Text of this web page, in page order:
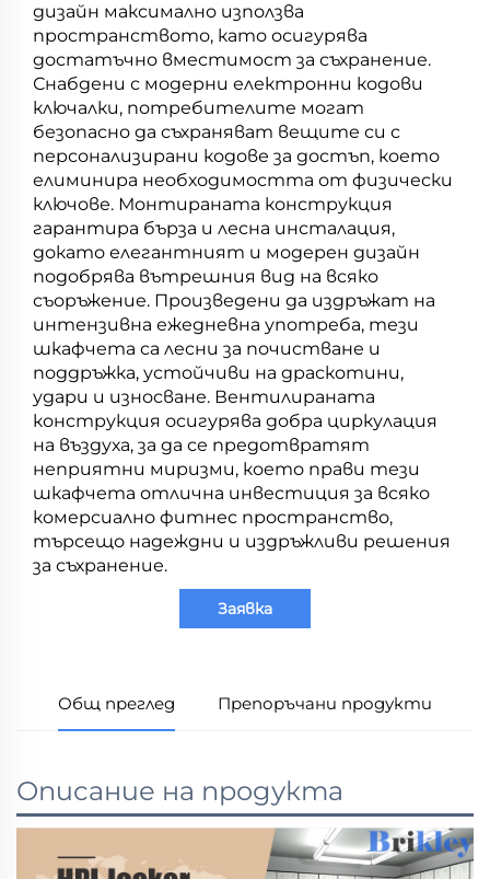
дизайн максимално използва
пространството, като осигурява
достатъчно вместимост за съхранение.
Снабдени с модерни електронни кодови
ключалки, потребителите могат
безопасно да съхраняват вещите си с
персонализирани кодове за достъп, което
елиминира необходимостта от физически
ключове. Монтираната конструкция
гарантира бърза и лесна инсталация,
докато елегантният и модерен дизайн
подобрява вътрешния вид на всяко
съоръжение. Произведени да издръжат на
интензивна ежедневна употреба, тези
шкафчета са лесни за почистване и
поддръжка, устойчиви на драскотини,
удари и износване. Вентилираната
конструкция осигурява добра циркулация
на въздуха, за да се предотвратят
неприятни миризми, което прави тези
шкафчета отлична инвестиция за всяко
комерсиално фитнес пространство,
търсещо надеждни и издръжливи решения
за съхранение.
Заявка
Общ преглед Препоръчани продукти
Описание на продукта